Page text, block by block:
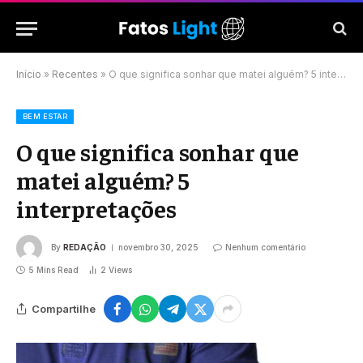
Início » Recentes » O que significa sonhar que matei alguém? 5 interpretações
BEM ESTAR
O que significa sonhar que
matei alguém? 5
interpretações
By REDAÇÃO novembro 30, 2025 Nenhum comentário
5 Mins Read 2 Views
Compartilhe